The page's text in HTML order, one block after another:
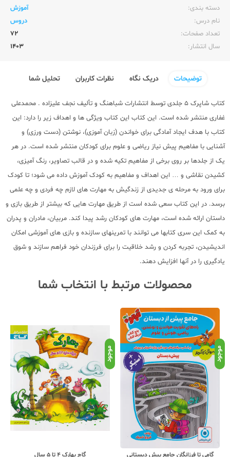
دسته بندی:
آموزش
نام درس:
دروس
تعداد صفحات:‌
72
سال انتشار:‌
1403
توضیحات دریک نگاه نظرات کاربران تحلیل شما
کتاب شاپرک 5 جلدی توسط انتشارات شباهنگ و تألیف نجف علیزاده . محمدعلی
غفاری منتشر شده است. این کتاب این کتاب ویژگی ها و اهداف زیر را دارد: این
کتاب با هدف ایجاد آمادگی برای خواندن (زبان آموزی)، نوشتن (دست ورزی) و
آشنایی با مفاهیم پیش نیاز ریاضی و علوم برای کودکان منتشر شده است. در هر
یک از جلدها بر روی برخی از مفاهیم تکیه شده و در قالب تصاویر، رنگ آمیزی،
کشیدن نقاشی و … این اهداف و مفاهیم به کودک آموزش داده می شود؛ تا کودک
برای ورود به مرحله ی جدیدی از زندگیش به مهارت های لازم چه فردی و چه علمی
برسد. در این کتاب سعی شده است از طریق مهارت هایی که بیشتر از طریق بازی و
داستان ارائه شده است، مهارت های کودکان رشد پیدا کند. مربیان، مادران و پدران
به کمک این سری کتابها می توانند با تمرینهای سازنده و بازی های آموزشی امکان
اندیشیدن، تجربه کردن و رشد خلاقیت را برای فرزندان خود فراهم سازند و شوق
یادگیری را در آنها افزایش دهند.
محصولات مرتبط با انتخاب شما
موجود
گامی تا فرزانگان جامع پیش دبستانی
موجود
گاج بهارک 4 تا 5 سال